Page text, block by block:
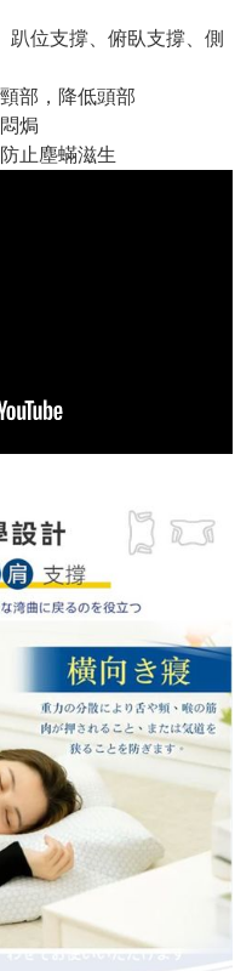
趴位支撐、俯臥支撐、側
部，降低頭部
焗
止塵蟎滋生